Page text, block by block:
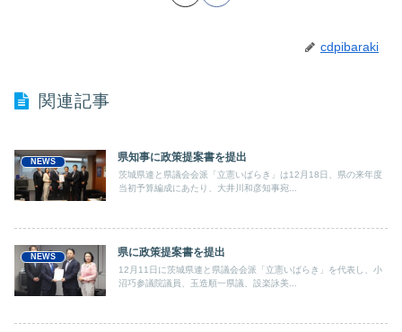
cdpibaraki
関連記事
NEWS 県知事に政策提案書を提出
茨城県連と県議会会派「立憲いばらき」は12月18日、県の来年度
当初予算編成にあたり、大井川和彦知事宛...
NEWS 県に政策提案書を提出
12月11日に茨城県連と県議会会派「立憲いばらき」を代表し、小
沼巧参議院議員、玉造順一県議、設楽詠美...